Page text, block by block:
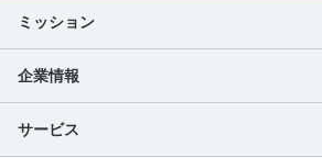
ミッション
代表メッセージ
企業情報
役員一覧
サービス